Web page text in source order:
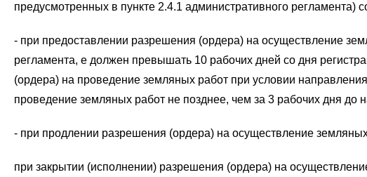
предусмотренных в пункте 2.4.1 административного регламента)
- при предоставлении разрешения (ордера) на осуществление
регламента, е должен превышать 10 рабочих дней со дня
(ордера) на проведение земляных работ при условии
проведение земляных работ не позднее, чем за 3 рабочих дня до
- при продлении разрешения (ордера) на осуществление
при закрытии (исполнении) разрешения (ордера) на